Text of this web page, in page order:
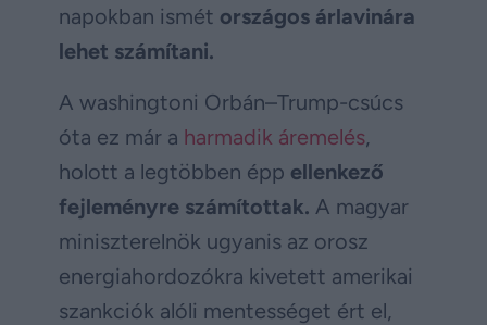
napokban ismét országos árlavinára
lehet számítani.
A washingtoni Orbán–Trump-csúcs
óta ez már a harmadik áremelés,
holott a legtöbben épp ellenkező
fejleményre számítottak. A magyar
miniszterelnök ugyanis az orosz
energiahordozókra kivetett amerikai
szankciók alóli mentességet ért el,